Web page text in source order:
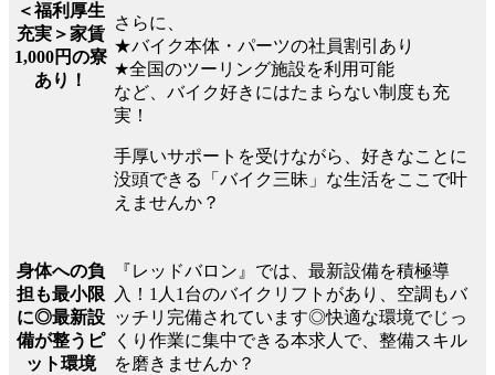
＜福利厚生
充実＞家賃
1,000円の寮
あり！
さらに、
★バイク本体・パーツの社員割引あり
★全国のツーリング施設を利用可能
など、バイク好きにはたまらない制度も充
実！
手厚いサポートを受けながら、好きなことに
没頭できる「バイク三昧」な生活をここで叶
えませんか？
身体への負
担も最小限
に◎最新設
備が整うピ
ット環境
『レッドバロン』では、最新設備を積極導
入！1人1台のバイクリフトがあり、空調もバ
ッチリ完備されています◎快適な環境でじっ
くり作業に集中できる本求人で、整備スキル
を磨きませんか？